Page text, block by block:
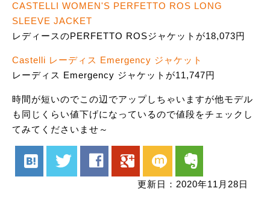
CASTELLI WOMEN'S PERFETTO ROS LONG
SLEEVE JACKET
レディースのPERFETTO ROSジャケットが18,073円
Castelli レーディス Emergency ジャケット
レーディス Emergency ジャケットが11,747円
時間が短いのでこの辺でアップしちゃいますが他モデル
も同じくらい値下げになっているので値段をチェックし
てみてくださいませ～
hatenabookmark twitter facebook google mixi evernote
更新日：2020年11月28日